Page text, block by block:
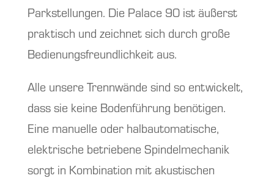
Parkstellungen. Die Palace 90 ist äußerst
praktisch und zeichnet sich durch große
Bedienungsfreundlichkeit aus.
Alle unsere Trennwände sind so entwickelt,
dass sie keine Bodenführung benötigen.
Eine manuelle oder halbautomatische,
elektrische betriebene Spindelmechanik
sorgt in Kombination mit akustischen